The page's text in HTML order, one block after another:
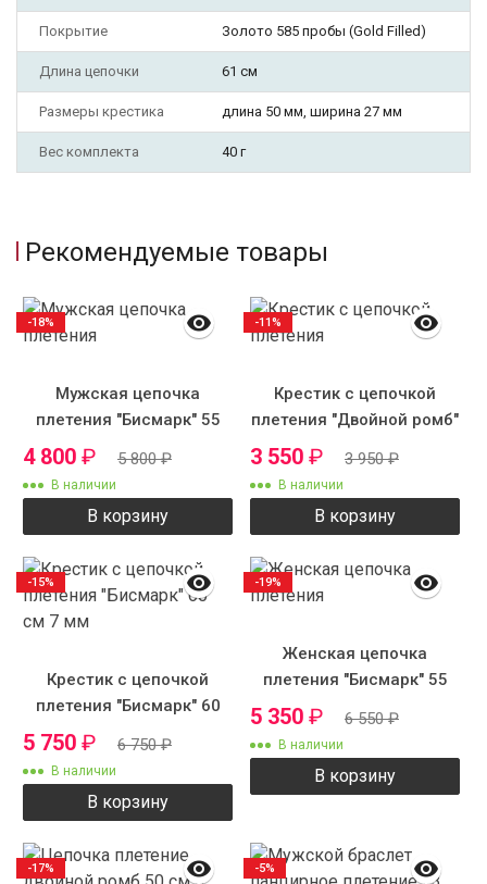
Покрытие Золото 585 пробы (Gold Filled)
Длина цепочки 61 см
Размеры крестика длина 50 мм, ширина 27 мм
Вес комплекта 40 г
Рекомендуемые товары
Мужская цепочка
плетения "Бисмарк" 55
4 800 ₽ 5 800₽
В наличии
В корзину
-18%
Крестик с цепочкой
плетения "Двойной ромб"
3 550 ₽ 3 950₽
В наличии
В корзину
-11%
Крестик с цепочкой
плетения "Бисмарк" 60
5 750 ₽ 6 750₽
В наличии
В корзину
-15%
Женская цепочка
плетения "Бисмарк" 55
5 350 ₽ 6 550₽
В наличии
В корзину
-19%
-17% -5%